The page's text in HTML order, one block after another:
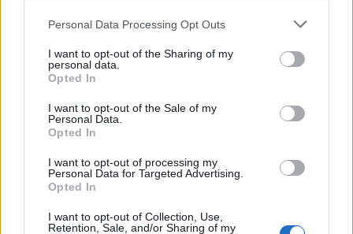
Please note that this website/app uses one or more Google
not limited to your visit or usage behaviour. You may click to
grant or deny consent to Google and its third-party tags to
use your data for below specified purposes in below Google
consent section.
Personal Data Processing Opt Outs
I want to opt-out of the Sharing of my
personal data.
Opted In
I want to opt-out of the Sale of my
Personal Data.
Opted In
I want to opt-out of processing my
Personal Data for Targeted Advertising.
Opted In
I want to opt-out of Collection, Use,
Retention, Sale, and/or Sharing of my
Amire többmillióan vártunk: szombattól másodfokúra
csökken a riasztás
MAGYAR ÉPÍTŐK